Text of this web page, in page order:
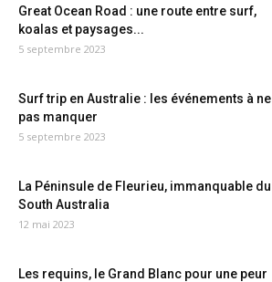
Great Ocean Road : une route entre surf,
koalas et paysages...
5 septembre 2023
Surf trip en Australie : les événements à ne
pas manquer
5 septembre 2023
La Péninsule de Fleurieu, immanquable du
South Australia
12 mai 2023
Les requins, le Grand Blanc pour une peur